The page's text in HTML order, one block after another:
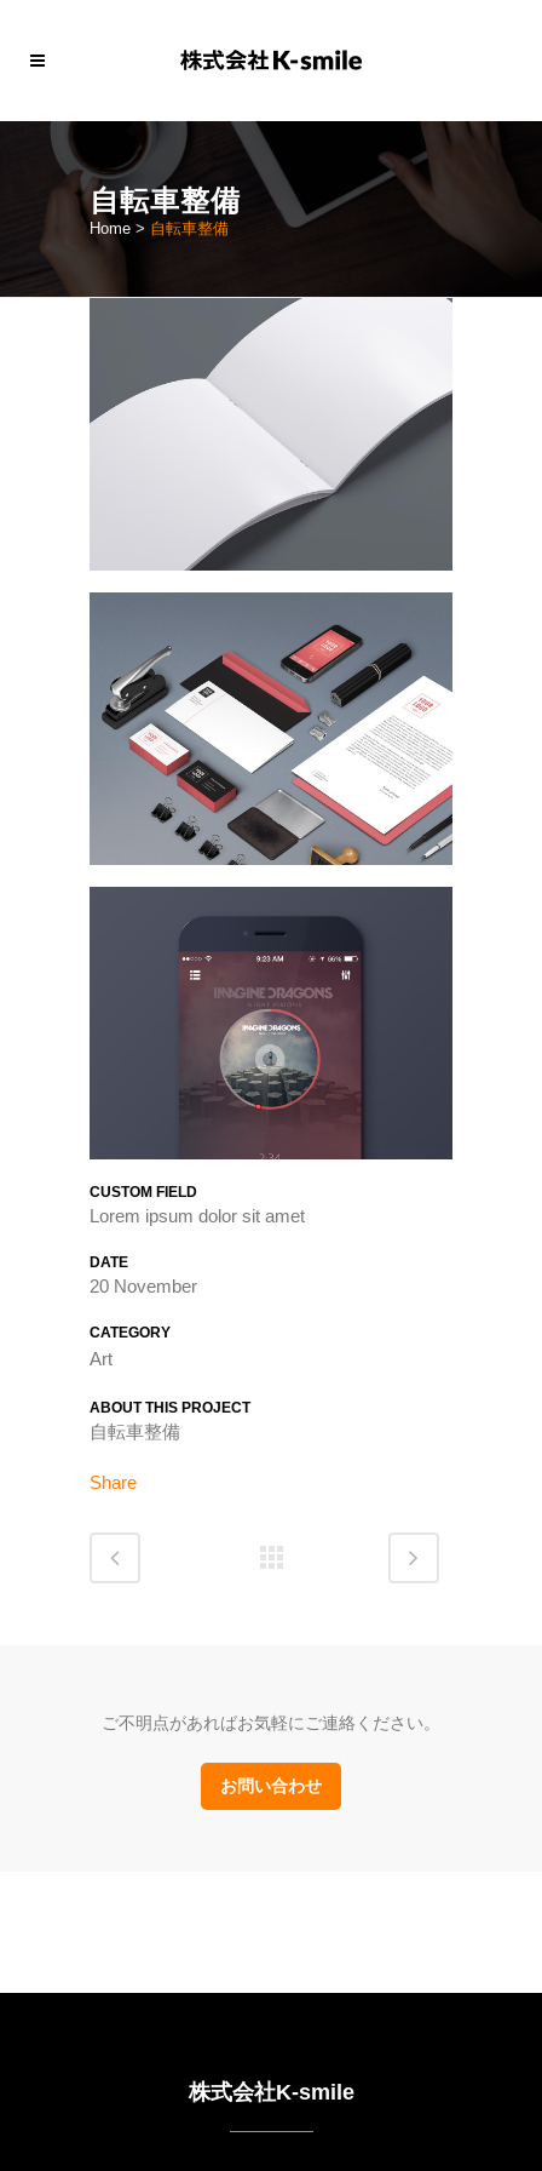
自転車整備
Home > 自転車整備
CUSTOM FIELD
Lorem ipsum dolor sit amet
DATE
20 November
CATEGORY
Art
ABOUT THIS PROJECT
自転車整備
Share
ご不明点があればお気軽にご連絡ください。
お問い合わせ
株式会社K-smile